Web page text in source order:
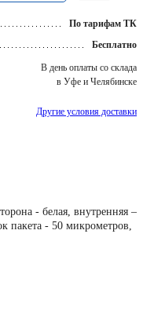
По тарифам ТК
Бесплатно
В день оплаты со склада
в Уфе и Челябинске
Другие условия доставки
- белая, внутренняя –
пакета - 50 микрометров,